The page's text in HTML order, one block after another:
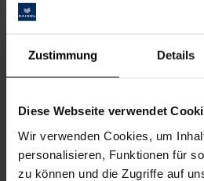
Zustimmung Details
Diese Webseite verwendet
Wir verwenden Cookies, um
personalisieren, Funktionen für
zu können und die Zugriffe auf